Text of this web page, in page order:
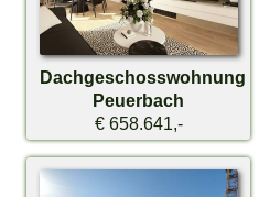
Dachgeschosswohnung
Peuerbach
€ 658.641,-